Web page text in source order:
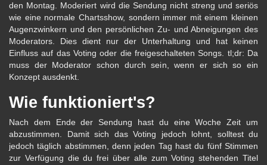
den Montag. Moderiert wird die Sendung nicht streng und seriös
wie eine normale Chartsshow, sondern immer mit einem kleinen
Augenzwinkern und den persönlichen Zu- und Abneigungen des
Moderators. Dies dient nur der Unterhaltung und hat keinen
Einfluss auf das Voting oder die freigeschalteten Songs. tl;dr: Da
muss der Moderator schon durch sein, wenn er sich so ein
Konzept ausdenkt.
Wie funktioniert's?
Nach dem Ende der Sendung hast du eine Woche Zeit um
abzustimmen. Damit sich das Voting jedoch lohnt, solltest du
jedoch täglich abstimmen, denn jeden Tag hast du fünf Stimmen
zur Verfügung die du frei über alle zum Voting stehenden Titel